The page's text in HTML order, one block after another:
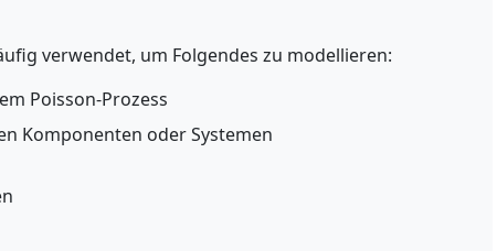
verwendet, um Folgendes zu modellieren:
Poisson-Prozess
Komponenten oder Systemen